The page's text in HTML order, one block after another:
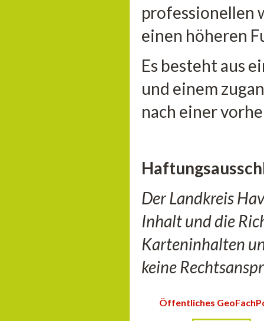
professionellen
einen höheren
Es besteht aus
und einem
nach einer
Der Landkreis
Inhalt und die
Karteninhalten
keine
Öffentliches